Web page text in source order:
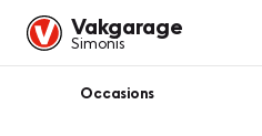
Vakgarage
Simonis
Occasions